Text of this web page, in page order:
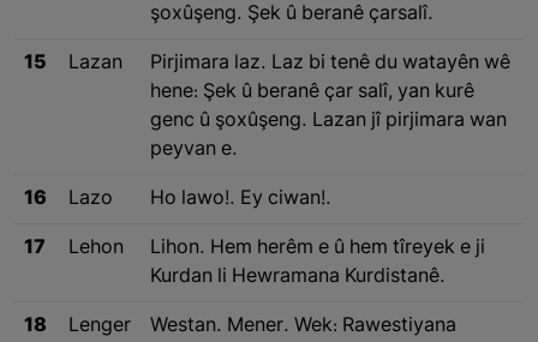
şoxûşeng. Şek û beranê çarsalî.
15 Lazan
Pirjimara laz. Laz bi tenê du watayên wê
hene: Şek û beranê çar salî, yan kurê
genc û şoxûşeng. Lazan jî pirjimara wan
peyvan e.
16 Lazo Ho lawo!. Ey ciwan!.
17 Lehon
Lihon. Hem herêm e û hem tîreyek e ji
Kurdan li Hewramana Kurdistanê.
18 Lenger
Westan. Mener. Wek: Rawestiyana